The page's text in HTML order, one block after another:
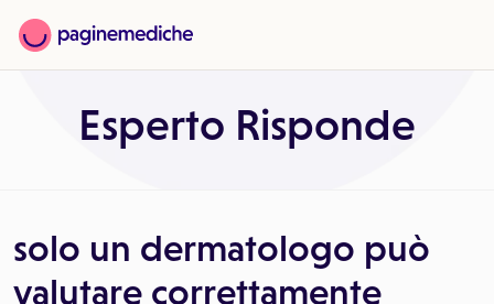
Esperto Risponde
solo un dermatologo può
valutare correttamente